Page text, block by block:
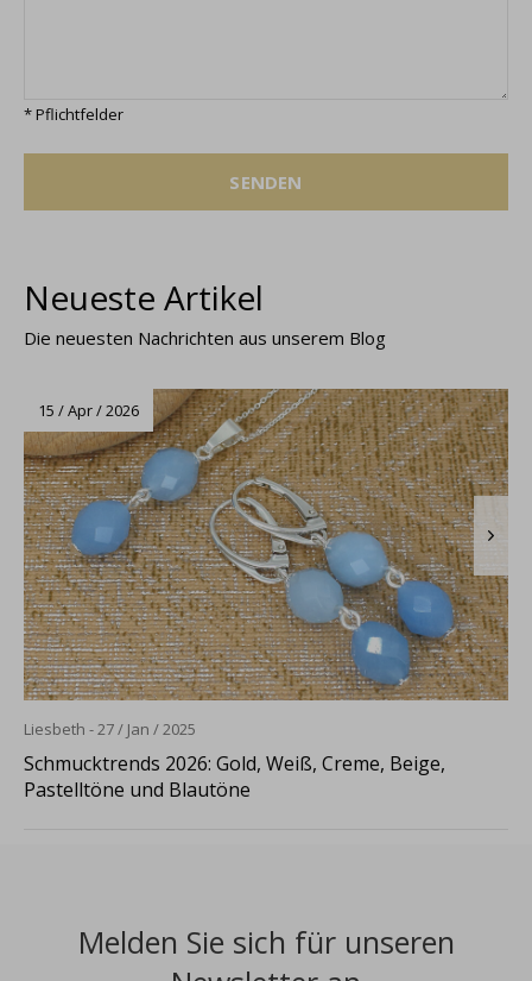
* Pflichtfelder
SENDEN
Neueste Artikel
Die neuesten Nachrichten aus unserem Blog
15 / Apr / 2026
Liesbeth - 27 / Jan / 2025
Schmucktrends 2026: Gold, Weiß, Creme, Beige,
Pastelltöne und Blautöne
Melden Sie sich für unseren